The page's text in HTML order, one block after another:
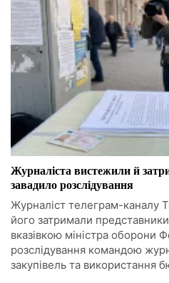
Журналіста вистежили й
завадило розслідування
Журналіст телеграм-каналу
його затримали
вказівкою міністра
розслідування командою
закупівель та використання